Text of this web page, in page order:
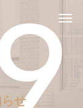
せ